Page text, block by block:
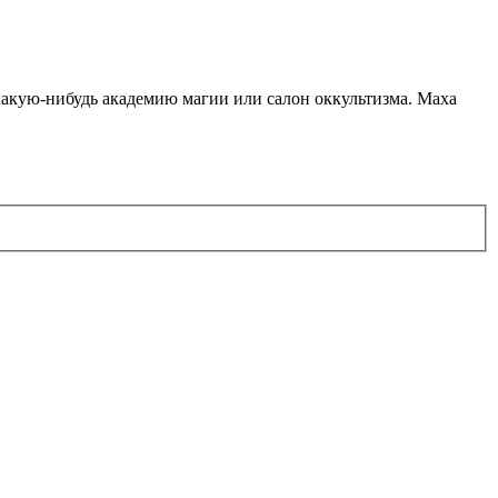
нибудь академию магии или салон оккультизма. Маха